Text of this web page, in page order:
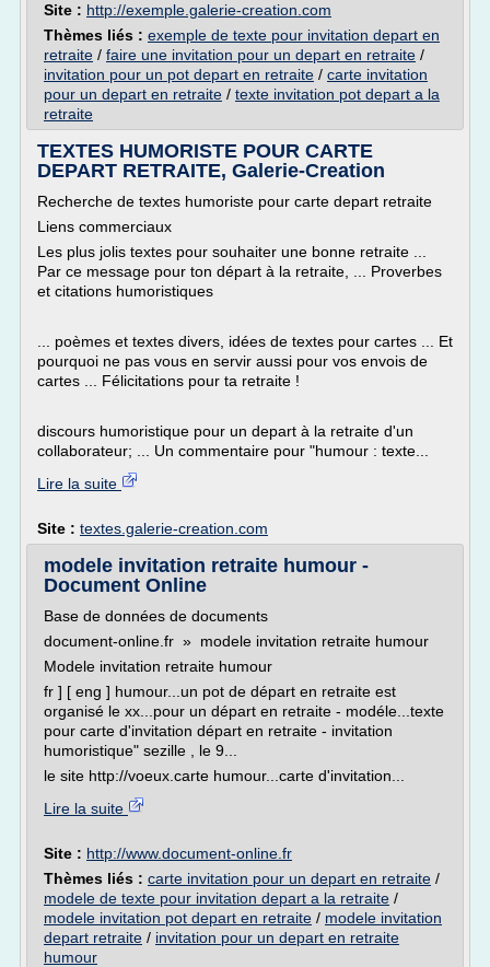
Site : http://exemple.galerie-creation.com
Thèmes liés : exemple de texte pour invitation depart en
retraite / faire une invitation pour un depart en retraite /
invitation pour un pot depart en retraite / carte invitation
pour un depart en retraite / texte invitation pot depart a la
retraite
TEXTES HUMORISTE POUR CARTE
DEPART RETRAITE, Galerie-Creation
Recherche de textes humoriste pour carte depart retraite
Liens commerciaux
Les plus jolis textes pour souhaiter une bonne retraite ...
Par ce message pour ton départ à la retraite, ... Proverbes
et citations humoristiques
... poèmes et textes divers, idées de textes pour cartes ... Et
pourquoi ne pas vous en servir aussi pour vos envois de
cartes ... Félicitations pour ta retraite !
discours humoristique pour un depart à la retraite d'un
collaborateur; ... Un commentaire pour "humour : texte...
Lire la suite
Site : textes.galerie-creation.com
modele invitation retraite humour -
Document Online
Base de données de documents
document-online.fr » modele invitation retraite humour
Modele invitation retraite humour
fr ] [ eng ] humour...un pot de départ en retraite est
organisé le xx...pour un départ en retraite - modéle...texte
pour carte d'invitation départ en retraite - invitation
humoristique" sezille , le 9...
le site http://voeux.carte humour...carte d'invitation...
Lire la suite
Site : http://www.document-online.fr
Thèmes liés : carte invitation pour un depart en retraite /
modele de texte pour invitation depart a la retraite /
modele invitation pot depart en retraite / modele invitation
depart retraite / invitation pour un depart en retraite
humour